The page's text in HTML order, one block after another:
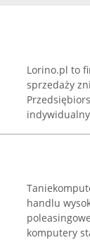
Lorino.pl to
sprzedaży
handlu
komputery